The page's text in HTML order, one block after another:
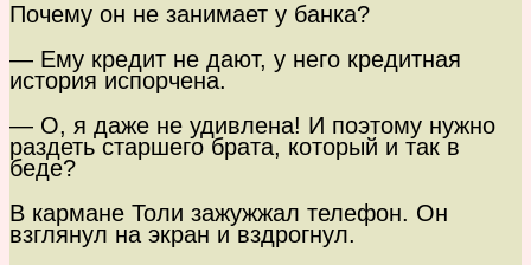
Почему он не занимает у банка?
— Ему кредит не дают, у него кредитная
история испорчена.
— О, я даже не удивлена! И поэтому нужно
раздеть старшего брата, который и так в
беде?
В кармане Толи зажужжал телефон. Он
взглянул на экран и вздрогнул.